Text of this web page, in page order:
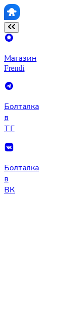
Магазин
Frendi
Болталка
в
ТГ
Болталка
в
ВК